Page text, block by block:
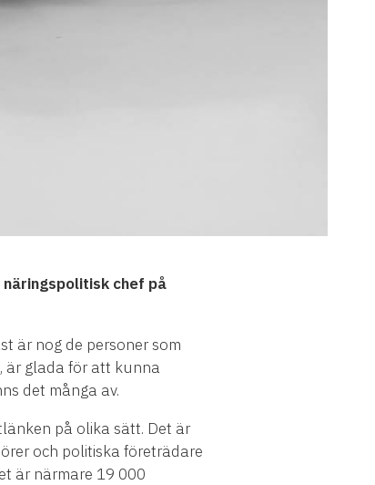
chef på
är nog de personer som
är glada för att kunna
det många av.
på olika sätt. Det är
och politiska företrädare
är närmare 19 000